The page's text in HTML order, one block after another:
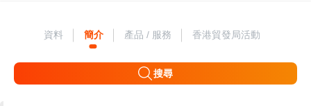
資料 簡介 產品 / 服務 香港貿發局活動
搜尋